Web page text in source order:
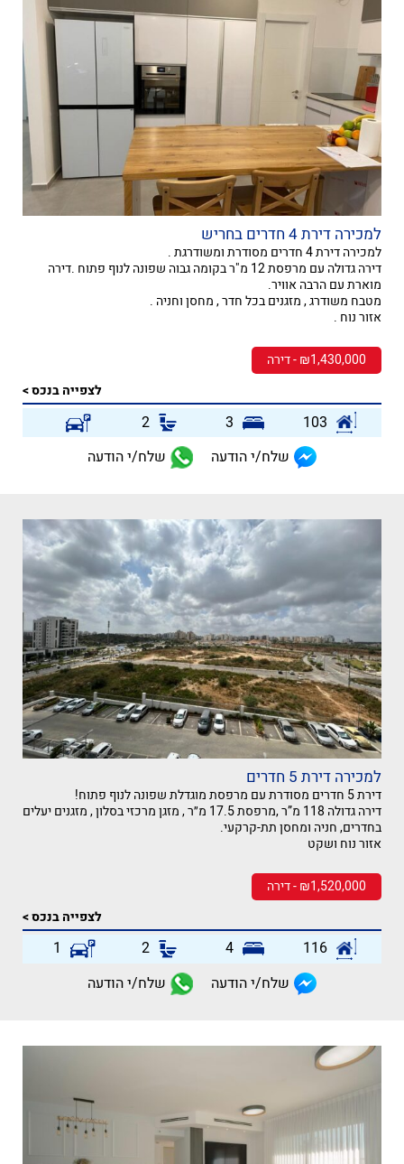
למכירה דירת 4 חדרים בחריש
למכירה דירת 4 חדרים מסודרת ומשודרגת .
דירה גדולה עם מרפסת 12 מ"ר בקומה גבוה שפונה לנוף פתוח .דירה
מוארת עם הרבה אוויר.
מטבח משודרג , מזגנים בכל חדר , מחסן וחניה .
אזור נוח .
₪1,430,000 - דירה
לצפייה בנכס >
103
3
2
שלח/י הודעה
שלח/י הודעה
למכירה דירת 5 חדרים
דירת 5 חדרים מסודרת עם מרפסת מוגדלת שפונה לנוף פתוח!
דירה גדולה 118 מ”ר ,מרפסת 17.5 מ״ר , מזגן מרכזי בסלון , מזגנים יעלים
בחדרים, חניה ומחסן תת-קרקעי.
אזור נוח ושקט
₪1,520,000 - דירה
לצפייה בנכס >
116
4
2
1
שלח/י הודעה
שלח/י הודעה